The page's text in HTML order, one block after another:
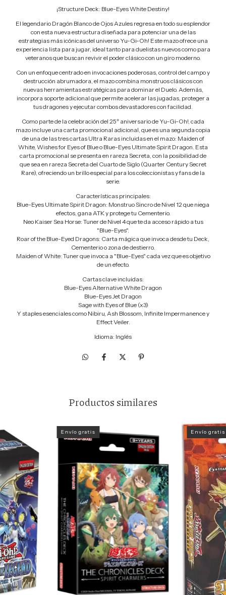
¡Structure Deck: Blue-Eyes White Destiny!
El legendario Dragón Blanco de Ojos Azules regresa en todo su esplendor
con esta nueva estructura diseñada para potenciar una de las
estrategias más icónicas del universo Yu-Gi-Oh! Este mazo ofrece una
experiencia lista para jugar, ideal tanto para duelistas nuevos como para
veteranos que buscan revivir el poder clásico con un giro moderno.
Con un enfoque centrado en invocaciones poderosas, control del campo y
destrucción abrumadora, el mazo combina monstruos clásicos con
nuevas herramientas estratégicas para dominar el Duelo. Además,
incorpora soporte adicional que permite acelerar las jugadas, proteger a
tus dragones y ejecutar combos devastadores con facilidad.
Como parte de la celebración del 25º aniversario de Yu-Gi-Oh!, cada
mazo incluye una carta promocional adicional, que es una segunda copia
de una de las tres cartas Ultra Raras incluidas en el mazo: Maiden of
White, Wishes for Eyes of Blue o Blue-Eyes Ultimate Spirit Dragon. Esta
carta promocional se presenta en rareza Secreta, con la posibilidad de
que sea en rareza Secreta del Cuarto de Siglo (Quarter Century Secret
Rare), ofreciendo un brillo especial para los coleccionistas y fans de la
serie.
Características principales:
Blue-Eyes Ultimate Spirit Dragon: Monstruo Sincro de Nivel 12 que niega
efectos, gana ATK y protege tu Cementerio.
Neo Kaiser Sea Horse: Tuner de Nivel 4 que te da acceso rápido a tus
"Blue-Eyes".
Roar of the Blue-Eyed Dragons: Carta mágica que invoca desde tu Deck,
Cementerio o zona de destierro.
Maiden of White: Tuner que invoca a "Blue-Eyes" cada vez que es objetivo
de un efecto.
Cartas clave incluidas:
Blue-Eyes Alternative White Dragon
Blue-Eyes Jet Dragon
Sage with Eyes of Blue (x3)
Y staples esenciales como Nibiru, Ash Blossom, Infinite Impermanence y
Effect Veiler.
Idioma: Inglés
Productos similares
Envío gratis Envío gratis